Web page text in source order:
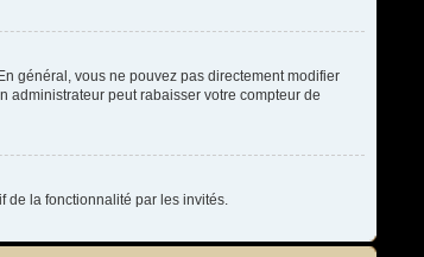
général, vous ne pouvez pas directement modifier
administrateur peut rabaisser votre compteur de
de la fonctionnalité par les invités.